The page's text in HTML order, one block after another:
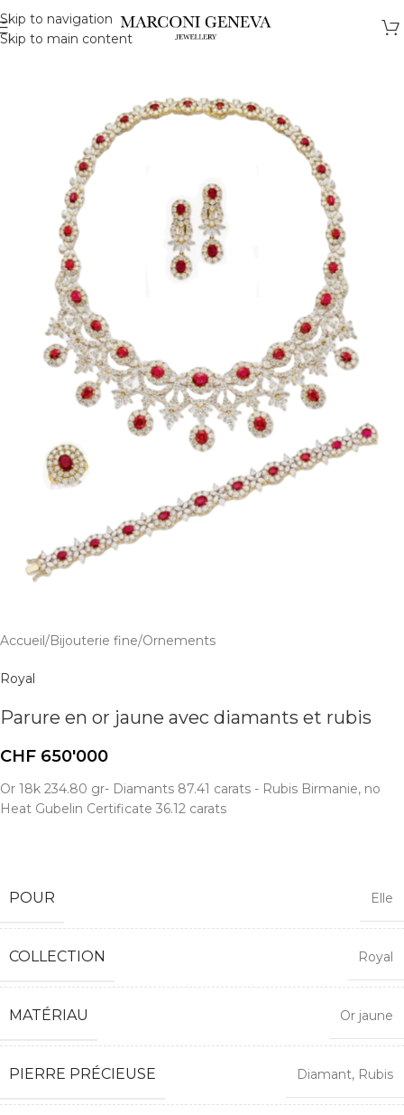
Skip to navigation
Skip to main content
Accueil/Bijouterie fine/Ornements
Royal
Parure en or jaune avec diamants et rubis
CHF 650'000
Or 18k 234.80 gr- Diamants 87.41 carats - Rubis Birmanie, no
Heat Gubelin Certificate 36.12 carats
POUR Elle
COLLECTION Royal
MATÉRIAU Or jaune
PIERRE PRÉCIEUSE Diamant, Rubis